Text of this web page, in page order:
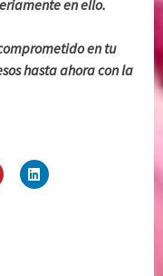
en ello.
en tu
hasta ahora con la